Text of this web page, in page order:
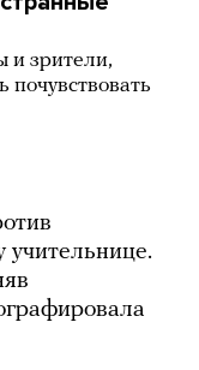
и зрители,
почувствовать
учительнице.